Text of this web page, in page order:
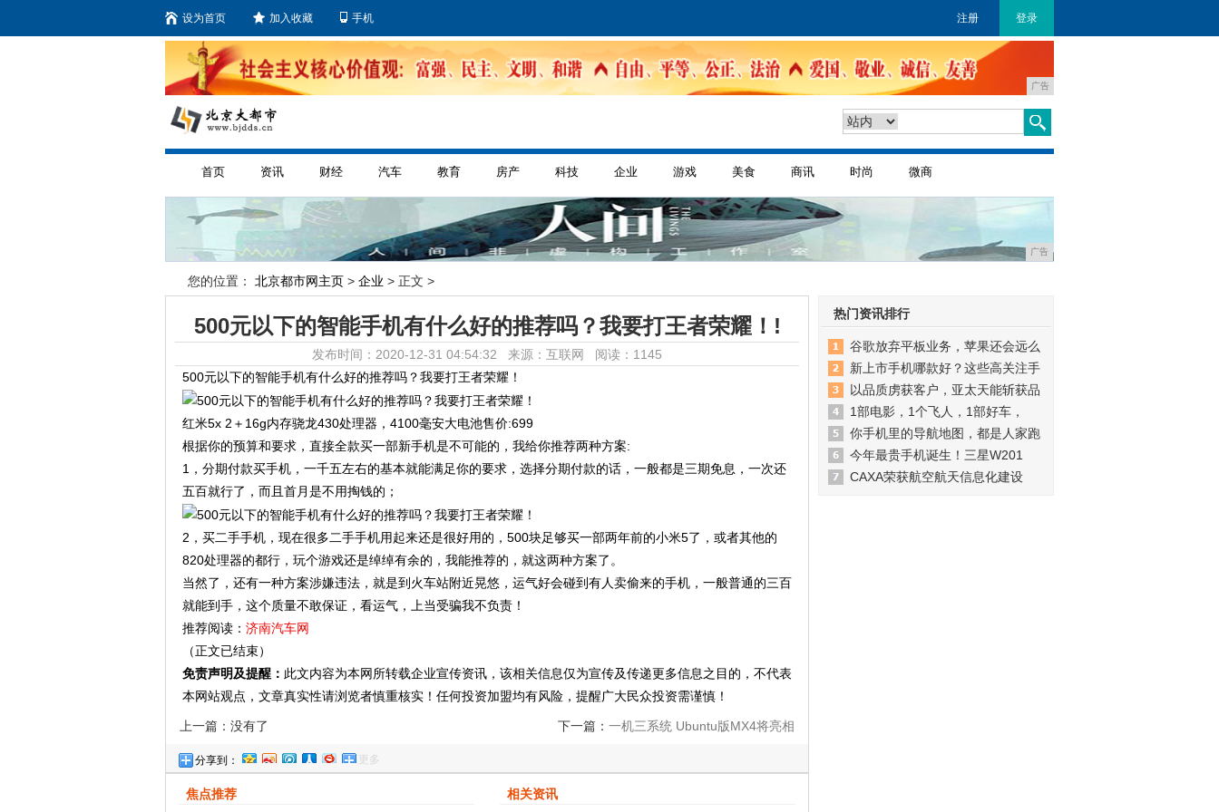
设为首页 加入收藏 手机 注册 登录
广告
首页 资讯 财经 汽车 教育 房产 科技 企业 游戏 美食 商讯 时尚 微商
广告
您的位置： 北京都市网主页 > 企业 > 正文 >
500元以下的智能手机有什么好的推荐吗？我要打王者荣耀！!
发布时间：2020-12-31 04:54:32 来源：互联网 阅读：1145
500元以下的智能手机有什么好的推荐吗？我要打王者荣耀！
红米5x 2＋16g内存骁龙430处理器，4100毫安大电池售价:699
根据你的预算和要求，直接全款买一部新手机是不可能的，我给你推荐两种方案:
1，分期付款买手机，一千五左右的基本就能满足你的要求，选择分期付款的话，一般都是三期免息，一次还
五百就行了，而且首月是不用掏钱的；
2，买二手手机，现在很多二手手机用起来还是很好用的，500块足够买一部两年前的小米5了，或者其他的
820处理器的都行，玩个游戏还是绰绰有余的，我能推荐的，就这两种方案了。
当然了，还有一种方案涉嫌违法，就是到火车站附近晃悠，运气好会碰到有人卖偷来的手机，一般普通的三百
就能到手，这个质量不敢保证，看运气，上当受骗我不负责！
推荐阅读： 济南汽车网
（正文已结束）
免责声明及提醒： 此文内容为本网所转载企业宣传资讯，该相关信息仅为宣传及传递更多信息之目的，不代表
本网站观点，文章真实性请浏览者慎重核实！任何投资加盟均有风险，提醒广大民众投资需谨慎！
上一篇：没有了 下一篇： 一机三系统 Ubuntu版MX4将亮相
分享到： 更多
焦点推荐 相关资讯
热门资讯排行
谷歌放弃平板业务，苹果还会远么
新上市手机哪款好？这些高关注手
以品质虏获客户，亚太天能斩获品
1部电影，1个飞人，1部好车，
你手机里的导航地图，都是人家跑
今年最贵手机诞生！三星W201
CAXA荣获航空航天信息化建设